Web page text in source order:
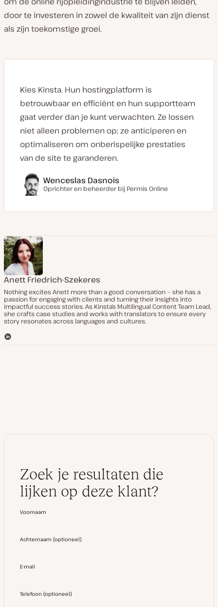
door te investeren in zowel de kwaliteit van zijn dienst
als zijn toekomstige groei.
Kies Kinsta. Hun hostingplatform is
betrouwbaar en efficiënt en hun supportteam
gaat verder dan je kunt verwachten. Ze lossen
niet alleen problemen op; ze anticiperen en
optimaliseren om onberispelijke prestaties
van de site te garanderen.
Wenceslas Dasnois
Oprichter en beheerder bij Permis Online
Anett Friedrich-Szekeres
Nothing excites Anett more than a good conversation — she has a
passion for engaging with clients and turning their insights into
impactful success stories. As Kinsta’s Multilingual Content Team Lead,
she crafts case studies and works with translators to ensure every
story resonates across languages and cultures.
L
Zoek je resultaten die
lijken op deze klant?
Voornaam
Achternaam (optioneel)
E-mail
Telefoon (optioneel)